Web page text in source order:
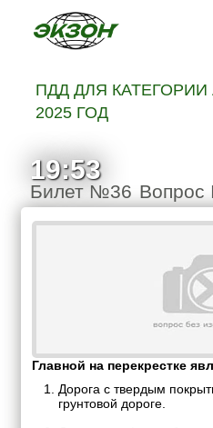
ПДД ДЛЯ КАТЕГОРИИ
2025 ГОД
19:52
Билет №36
Главной на перекрестке
Дорога с твердым
грунтовой дороге.